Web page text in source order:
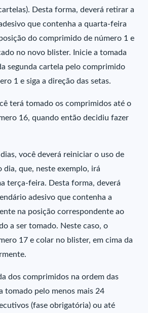
Desta forma, deverá retirar a
que contenha a quarta-feira
do comprimido de número 1 e
no novo blister. Inicie a tomada
segunda cartela pelo comprimido
1 e siga a direção das setas.
terá tomado os comprimidos até o
16, quando então decidiu fazer
você deverá reiniciar o uso de
dia, que, neste exemplo, irá
terça-feira. Desta forma, deverá
adesivo que contenha a
na posição correspondente ao
a ser tomado. Neste caso, o
17 e colar no blister, em cima da
dos comprimidos na ordem das
tomado pelo menos mais 24
(fase obrigatória) ou até